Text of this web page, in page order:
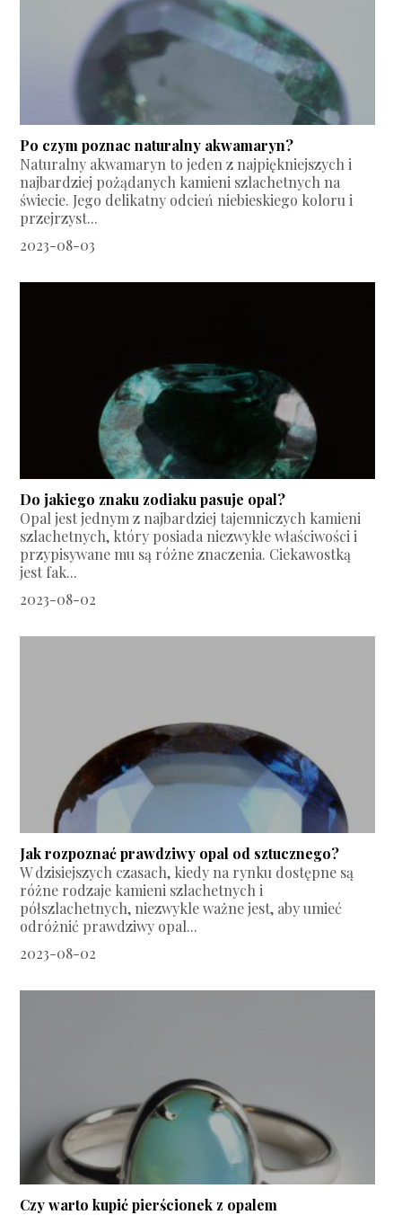
Po czym poznac naturalny akwamaryn?
Naturalny akwamaryn to jeden z najpiękniejszych i
najbardziej pożądanych kamieni szlachetnych na
świecie. Jego delikatny odcień niebieskiego koloru i
przejrzyst...
2023-08-03
Do jakiego znaku zodiaku pasuje opal?
Opal jest jednym z najbardziej tajemniczych kamieni
szlachetnych, który posiada niezwykłe właściwości i
przypisywane mu są różne znaczenia. Ciekawostką
jest fak...
2023-08-02
Jak rozpoznać prawdziwy opal od sztucznego?
W dzisiejszych czasach, kiedy na rynku dostępne są
różne rodzaje kamieni szlachetnych i
półszlachetnych, niezwykle ważne jest, aby umieć
odróżnić prawdziwy opal...
2023-08-02
Czy warto kupić pierścionek z opalem